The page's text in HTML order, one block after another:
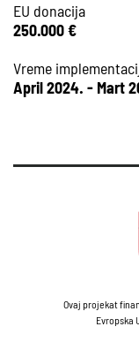
EU donacija
250.000 €
Vreme
April 2024. - Mart
Ovaj projekat
Evropska